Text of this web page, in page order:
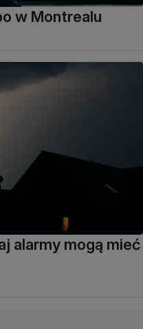
w Montrealu
alarmy mogą mieć